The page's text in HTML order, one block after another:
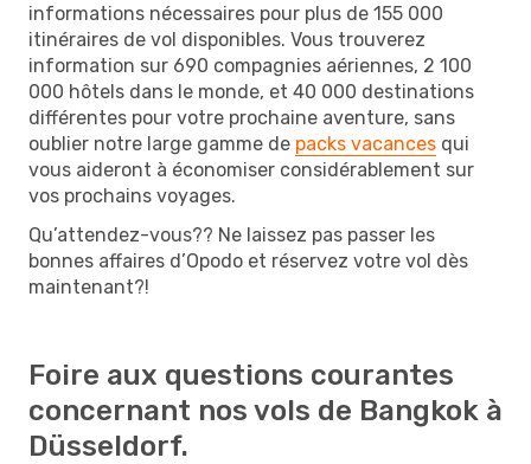
informations nécessaires pour plus de 155 000
itinéraires de vol disponibles. Vous trouverez
information sur 690 compagnies aériennes, 2 100
000 hôtels dans le monde, et 40 000 destinations
différentes pour votre prochaine aventure, sans
oublier notre large gamme de packs vacances qui
vous aideront à économiser considérablement sur
vos prochains voyages.
Qu’attendez-vous?? Ne laissez pas passer les
bonnes affaires d’Opodo et réservez votre vol dès
maintenant?!
Foire aux questions courantes
concernant nos vols de Bangkok à
Düsseldorf.